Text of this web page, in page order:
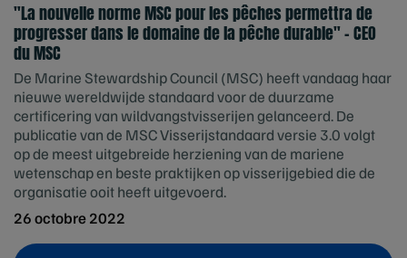
"La nouvelle norme MSC pour les pêches permettra de
progresser dans le domaine de la pêche durable" - CEO
du MSC
De Marine Stewardship Council (MSC) heeft vandaag haar
nieuwe wereldwijde standaard voor de duurzame
certificering van wildvangstvisserijen gelanceerd. De
publicatie van de MSC Visserijstandaard versie 3.0 volgt
op de meest uitgebreide herziening van de mariene
wetenschap en beste praktijken op visserijgebied die de
organisatie ooit heeft uitgevoerd.
26 octobre 2022